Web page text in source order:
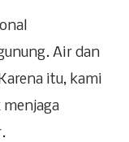
Air dan
itu, kami